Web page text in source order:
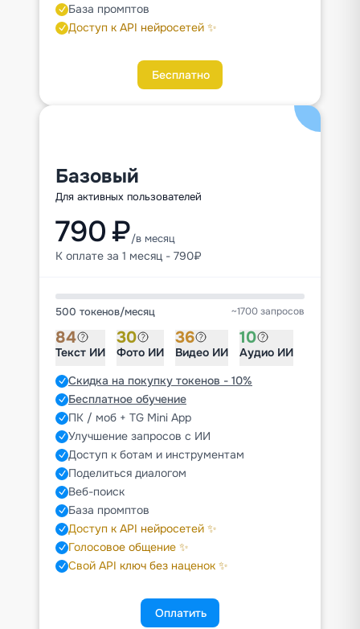
База промптов
Доступ к API нейросетей ✨
Бесплатно
Базовый
Для активных пользователей
790 ₽/в месяц
К оплате за 1 месяц - 790₽
500 токенов/месяц ~1700 запросов
84
Текст ИИ
30
Фото ИИ
36
Видео ИИ
10
Аудио ИИ
Скидка на покупку токенов - 10%
Бесплатное обучение
ПК / моб + TG Mini App
Улучшение запросов с ИИ
Доступ к ботам и инструментам
Поделиться диалогом
Веб-поиск
База промптов
Доступ к API нейросетей ✨
Голосовое общение ✨
Свой API ключ без наценок ✨
Оплатить